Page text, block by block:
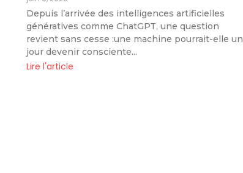
Depuis l’arrivée des intelligences artificielles
génératives comme ChatGPT, une question
revient sans cesse :une machine pourrait-elle un
jour devenir consciente...
Lire l'article